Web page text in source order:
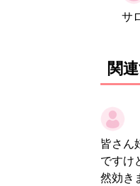
サ
関
皆さん
ですけ
然効き